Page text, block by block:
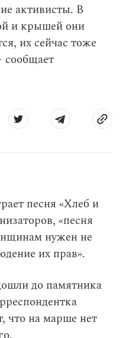
активисты. В
и крышей они
их сейчас тоже
сообщает
песня «Хлеб и
«песня
нужен не
их прав».
до памятника
что на марше нет